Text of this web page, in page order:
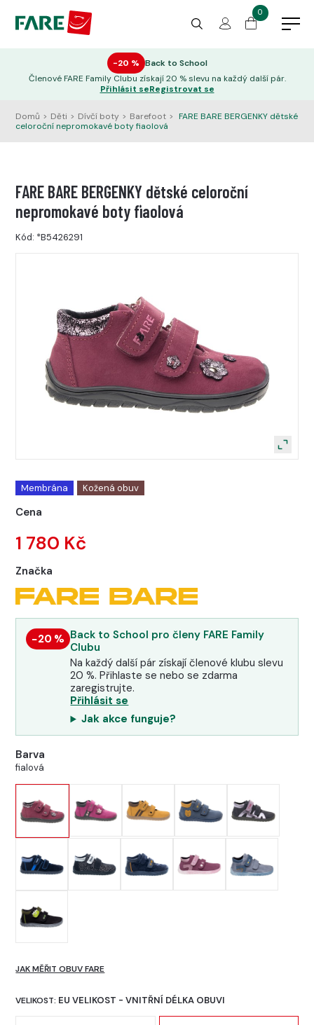
0
−20 % Back to School
Členové FARE Family Clubu získají 20 % slevu na každý další pár.
Přihlásit seRegistrovat se
Domů > Děti > Dívčí boty > Barefoot > FARE BARE BERGENKY dětské
celoroční nepromokavé boty fiaolová
FARE BARE BERGENKY dětské celoroční
nepromokavé boty fiaolová
Kód: *B5426291
Membrána Kožená obuv
Cena
1 780 Kč
Značka
−20 % Back to School pro členy FARE Family
Clubu
Na každý další pár získají členové klubu slevu
20 %. Přihlaste se nebo se zdarma
zaregistrujte.
Přihlásit se
Jak akce funguje?
Barva
fialová
VELIKOST: EU VELIKOST - VNITŘNÍ DÉLKA OBUVI
JAK MĚŘIT OBUV FARE